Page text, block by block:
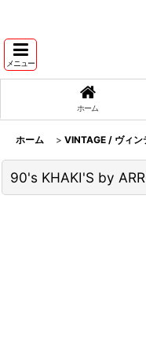
メニュー
ホーム
ホーム > VINTAGE / ヴィン
90's KHAKI'S by